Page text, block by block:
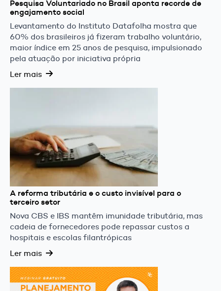
Pesquisa Voluntariado no Brasil aponta recorde de
engajamento social
Levantamento do Instituto Datafolha mostra que
60% dos brasileiros já fizeram trabalho voluntário,
maior índice em 25 anos de pesquisa, impulsionado
pela atuação por iniciativa própria
Ler mais
A reforma tributária e o custo invisível para o
terceiro setor
Nova CBS e IBS mantêm imunidade tributária, mas
cadeia de fornecedores pode repassar custos a
hospitais e escolas filantrópicas
Ler mais